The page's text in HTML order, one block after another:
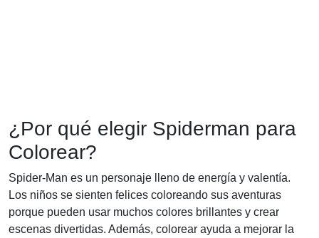
¿Por qué elegir Spiderman para
Colorear?
Spider-Man es un personaje lleno de energía y valentía.
Los niños se sienten felices coloreando sus aventuras
porque pueden usar muchos colores brillantes y crear
escenas divertidas. Además, colorear ayuda a mejorar la